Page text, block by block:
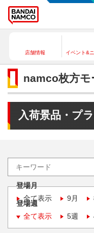
店舗情報 イベント&
namco枚方モ
入荷景品・プ
登場月
全て表示
9月
登場週
全て表示
5週